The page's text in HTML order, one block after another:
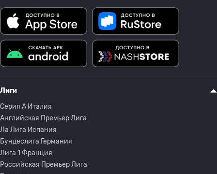
Лиги
Серия A Италия
Английская Премьер Лига
Ла Лига Испания
Бундеслига Германия
Лига 1 Франция
Российская Премьер Лига